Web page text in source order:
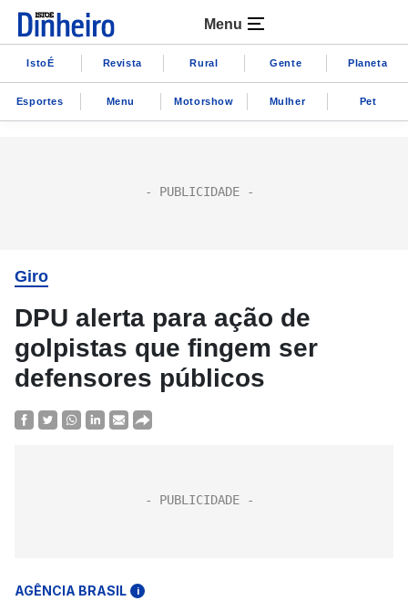
Menu
IstoÉ Revista Rural Gente Planeta
Esportes Menu Motorshow Mulher Pet
Giro
DPU alerta para ação de
golpistas que fingem ser
defensores públicos
AGÊNCIA BRASIL i